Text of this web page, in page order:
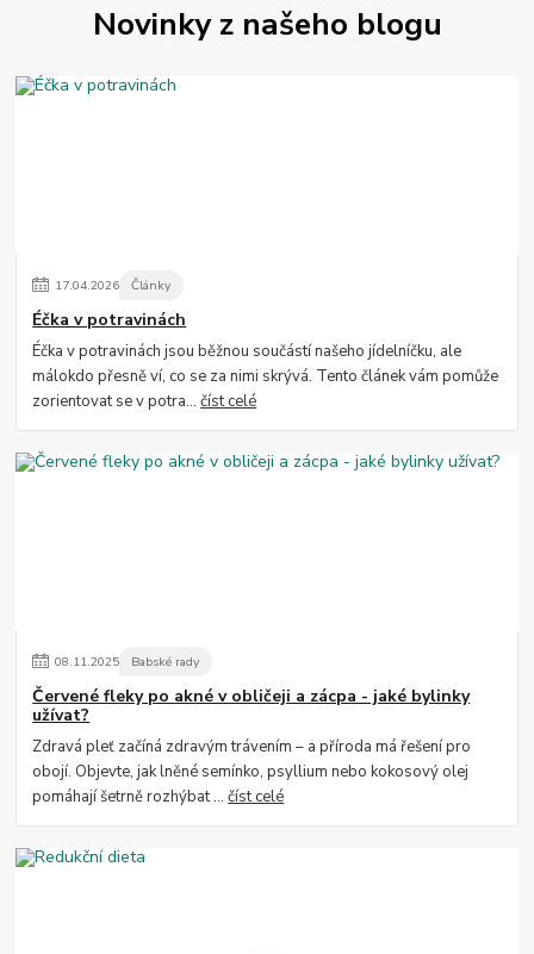
Novinky z našeho blogu
17.04.2026 Články
Éčka v potravinách
Éčka v potravinách jsou běžnou součástí našeho jídelníčku, ale
málokdo přesně ví, co se za nimi skrývá. Tento článek vám pomůže
zorientovat se v potra...číst celé
08.11.2025 Babské rady
Červené fleky po akné v obličeji a zácpa - jaké bylinky
užívat?
Zdravá pleť začíná zdravým trávením – a příroda má řešení pro
obojí. Objevte, jak lněné semínko, psyllium nebo kokosový olej
pomáhají šetrně rozhýbat ...číst celé